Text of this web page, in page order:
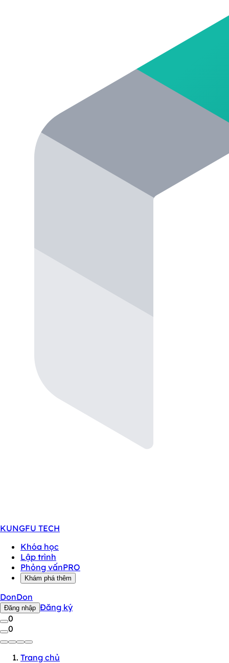
KUNGFU TECH
Khóa học
Lập trình
Phỏng vấnPRO
Khám phá thêm
DonDon
Đăng nhập Đăng ký
0
0
Trang chủ